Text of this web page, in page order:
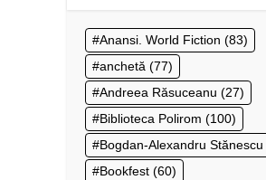
Anansi. World Fiction (83)
anchetă (77)
Andreea Răsuceanu (27)
Biblioteca Polirom (100)
Bogdan-Alexandru Stănescu
Bookfest (60)